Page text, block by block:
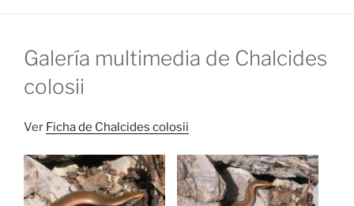
Galería multimedia de Chalcides
colosii
Ver Ficha de Chalcides colosii